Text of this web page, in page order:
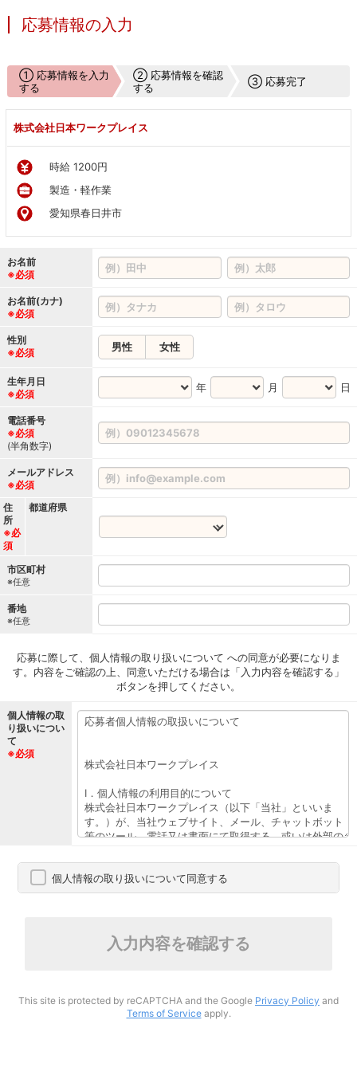
応募情報の入力
① 応募情報を入力
する
② 応募情報を確認
する
③ 応募完了
株式会社日本ワークプレイス
時給 1200円
製造・軽作業
愛知県春日井市
お名前
※必須
お名前(カナ)
※必須
性別
※必須
男性 女性
生年月日
※必須
年 月 日
電話番号
※必須
(半角数字)
メールアドレス
※必須
住
所
※必
須
都道府県
市区町村
※任意
番地
※任意
応募に際して、個人情報の取り扱いについて への同意が必要になりま
す。内容をご確認の上、同意いただける場合は「入力内容を確認する」
ボタンを押してください。
個人情報の取
り扱いについ
て
※必須
個人情報の取り扱いについて同意する
入力内容を確認する
This site is protected by reCAPTCHA and the Google Privacy Policy and
Terms of Serviceapply.